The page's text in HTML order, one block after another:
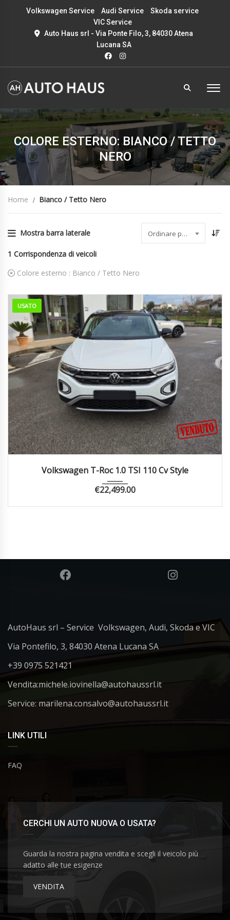
Volkswagen Service Audi Service
Skoda service
VIC Service
Auto Haus srl - Via Ponte Filo, 3, 84030 Atena
Lucana SA
COLORE ESTERNO: BIANCO / TETTO
NERO
Home Bianco / Tetto Nero
Mostra barra laterale Ordinare per data
1 Corrispondenza di veicoli
Colore esterno : Bianco / Tetto Nero
USATO
Volkswagen T-Roc 1.0 TSI 110 Cv Style
€22,499.00
AutoHaus srl – Service Volkswagen, Audi, Skoda e VIC
Via Pontefilo, 3, 84030 Atena Lucana SA
+39 0975 521421
Vendita:michele.iovinella@autohaussrl.it
Service: marilena.consalvo@autohaussrl.it
LINK UTILI
FAQ
CERCHI UN AUTO NUOVA O USATA?
Guarda la nostra pagina vendita e scegli il veicolo più
adatto alle tue esigenze
VENDITA